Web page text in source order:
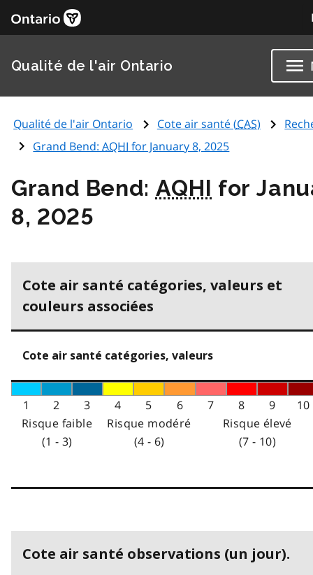
Qualité de l'air Ontario
Qualité de l'air Ontario Cote air santé (CAS)
Grand Bend:AQHI for January 8, 2025
Grand Bend: AQHI for
8, 2025
Cote air santé catégories, valeurs et
couleurs associées
Cote air santé catégories, valeurs
1 2 3 4 5 6 7 8 9
10
Risque faible
(1 - 3)
Risque modéré
(4 - 6)
Risque élevé
(7 - 10)
Cote air santé observations (un jour).